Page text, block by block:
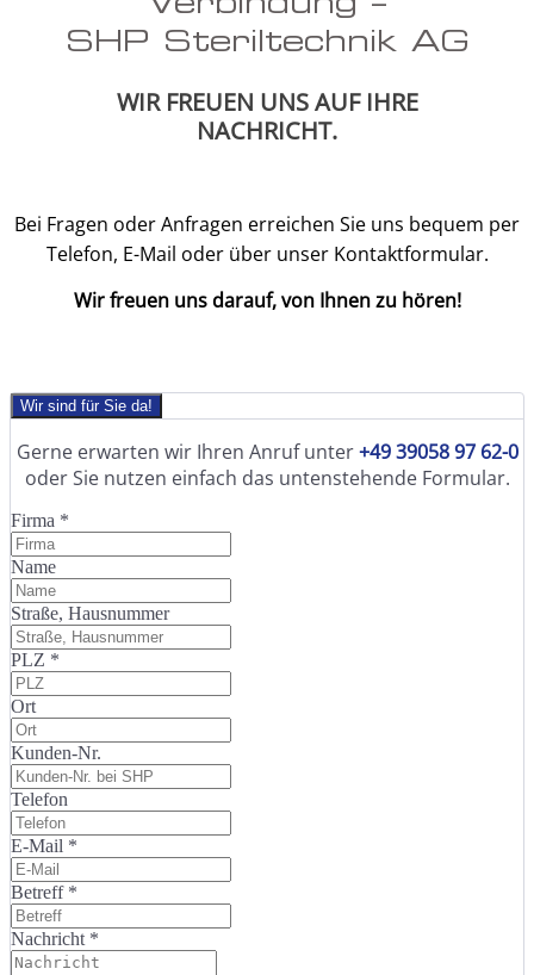
SHP Steriltechnik AG
WIR FREUEN UNS AUF IHRE
NACHRICHT.
Bei Fragen oder Anfragen erreichen Sie uns bequem per
Telefon, E-Mail oder über unser Kontaktformular.
Wir freuen uns darauf, von Ihnen zu hören!
Wir sind für Sie da!
Gerne erwarten wir Ihren Anruf unter +49 39058 97 62-0
oder Sie nutzen einfach das untenstehende Formular.
Firma *
Name
Straße, Hausnummer
PLZ *
Ort
Kunden-Nr.
Telefon
E-Mail *
Betreff *
Nachricht *